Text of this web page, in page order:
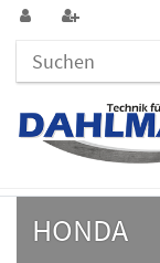
HONDA